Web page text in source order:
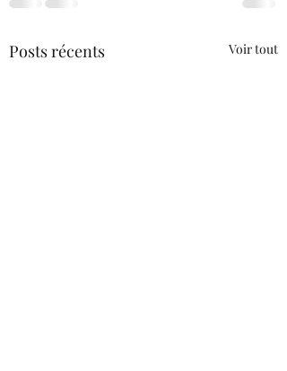
Posts récents Voir tout